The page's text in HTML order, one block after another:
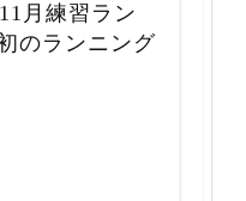
月練習ラン
のランニング